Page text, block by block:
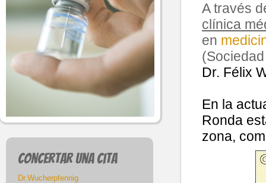
Concertar una cita
Dr.Wucherpfennig
A través
clínica
en
Dr. Félix
En la
Ronda
zona,